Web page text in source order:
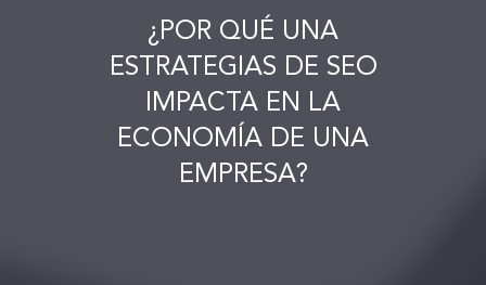
¿POR QUÉ UNA
ESTRATEGIAS DE SEO
IMPACTA EN LA
ECONOMÍA DE UNA
EMPRESA?